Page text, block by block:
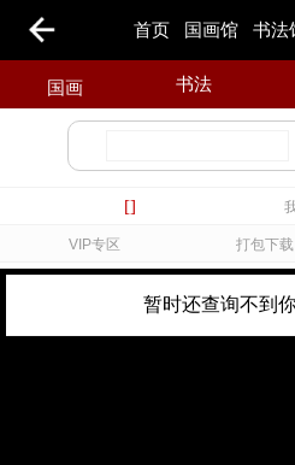
首页 国画馆 书法
国画 书法
[]
VIP专区 打包下载
暂时还查询不到